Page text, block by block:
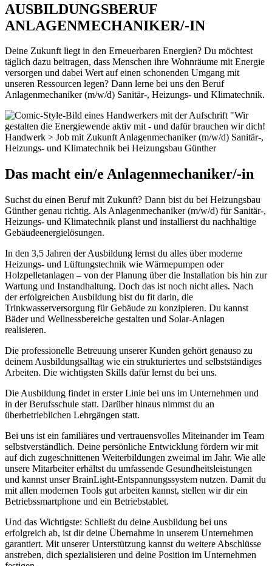
AUSBILDUNGSBERUF
ANLAGENMECHANIKER/-IN
Deine Zukunft liegt in den Erneuerbaren Energien? Du möchtest
täglich dazu beitragen, dass Menschen ihre Wohnräume mit Energie
versorgen und dabei Wert auf einen schonenden Umgang mit
unseren Ressourcen legen? Dann lerne bei uns den Beruf
Anlagenmechaniker (m/w/d) Sanitär-, Heizungs- und Klimatechnik.
Das macht ein/e Anlagenmechaniker/-in
Suchst du einen Beruf mit Zukunft? Dann bist du bei Heizungsbau
Günther genau richtig. Als Anlagenmechaniker (m/w/d) für Sanitär-,
Heizungs- und Klimatechnik planst und installierst du nachhaltige
Gebäudeenergielösungen.
In den 3,5 Jahren der Ausbildung lernst du alles über moderne
Heizungs- und Lüftungstechnik wie Wärmepumpen oder
Holzpelletanlagen – von der Planung über die Installation bis hin zur
Wartung und Instandhaltung. Doch das ist noch nicht alles. Nach
der erfolgreichen Ausbildung bist du fit darin, die
Trinkwasserversorgung für Gebäude zu konzipieren. Du kannst
Bäder und Wellnessbereiche gestalten und Solar-Anlagen
realisieren.
Die professionelle Betreuung unserer Kunden gehört genauso zu
deinem Ausbildungsalltag wie ein strukturiertes und selbstständiges
Arbeiten. Die wichtigsten Skills dafür lernst du bei uns.
Die Ausbildung findet in erster Linie bei uns im Unternehmen und
in der Berufsschule statt. Darüber hinaus nimmst du an
überbetrieblichen Lehrgängen statt.
Bei uns ist ein familiäres und vertrauensvolles Miteinander im Team
selbstverständlich. Deine persönliche Entwicklung fördern wir mit
auf dich zugeschnittenen Weiterbildungen zweimal im Jahr. Wie alle
unsere Mitarbeiter erhältst du umfassende Gesundheitsleistungen
und kannst unser BrainLight-Entspannungssystem nutzen. Damit du
mit allen modernen Tools gut arbeiten kannst, stellen wir dir ein
Betriebssmartphone und ein Betriebstablet.
Und das Wichtigste: Schließt du deine Ausbildung bei uns
erfolgreich ab, ist dir deine Übernahme in unserem Unternehmen
garantiert. Mit unserer Unterstützung kannst du weitere Abschlüsse
anstreben, dich spezialisieren und deine Position im Unternehmen